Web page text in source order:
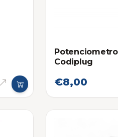
Codiplug
€8,00